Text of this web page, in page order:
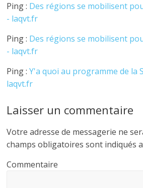
Ping : Des régions se mobilisent
- laqvt.fr
Ping : Des régions se mobilisent
- laqvt.fr
Ping :Y'a quoi au programme de la
laqvt.fr
Laisser un commentaire
Votre adresse de messagerie ne
champs obligatoires sont indiqués
Commentaire